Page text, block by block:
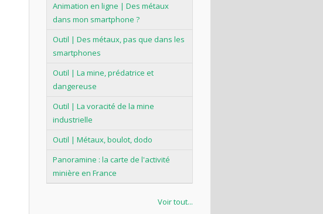
Animation en ligne | Des métaux
dans mon smartphone ?
Outil | Des métaux, pas que dans les
smartphones
Outil | La mine, prédatrice et
dangereuse
Outil | La voracité de la mine
industrielle
Outil | Métaux, boulot, dodo
Panoramine : la carte de l'activité
minière en France
Voir tout...